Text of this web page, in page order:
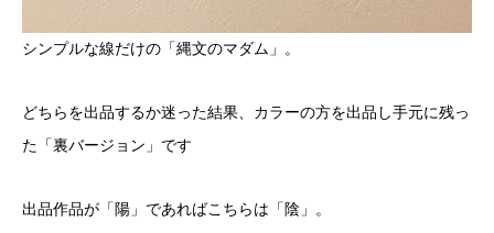
シンプルな線だけの「縄文のマダム」。
どちらを出品するか迷った結果、カラーの方を出品し手元に残っ
た「裏バージョン」です
出品作品が「陽」であればこちらは「陰」。